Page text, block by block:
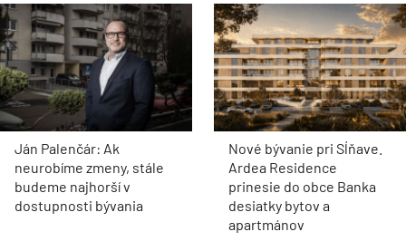
Ján Palenčár: Ak
neurobíme zmeny, stále
budeme najhorší v
dostupnosti bývania
Nové bývanie pri Sĺňave.
Ardea Residence
prinesie do obce Banka
desiatky bytov a
apartmánov